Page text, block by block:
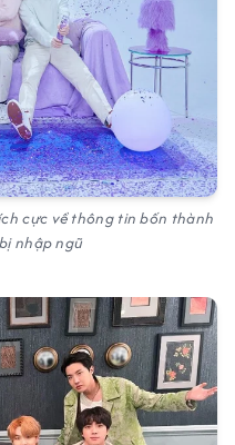
cực về thông tin bốn thành
nhập ngũ